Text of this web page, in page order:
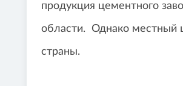
продукция цементного
области. Однако местный
страны.